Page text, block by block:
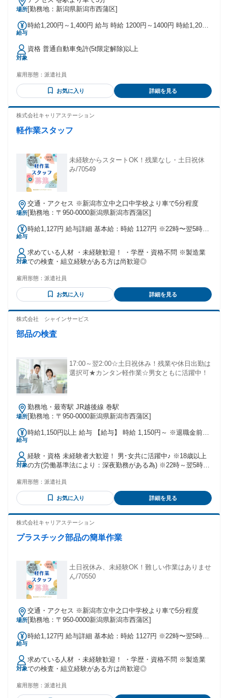
場所[勤務地：新潟県新潟市西蒲区]
給与
時給1,200円～1,400円 給与 時給 1200円～1400円 時給1,200
対象
資格 普通自動車免許(5t限定解除)以上
雇用形態： 派遣社員
お気に入り 詳細を見る
株式会社キャリアステーション
軽作業スタッフ
未経験からスタートOK！残業なし・土日祝休
み/70549
場所
交通・アクセス ※新潟市立中之口中学校より車で5分程度
[勤務地：〒950-0000新潟県新潟市西蒲区]
給与
時給1,127円 給与詳細 基本給：時給 1127円 ※22時〜翌5時ま
対象
求めている人材 ・未経験歓迎！ ・学歴・資格不問 ※製造業
での検査・組立経験がある方は尚歓迎◎
雇用形態： 派遣社員
お気に入り 詳細を見る
株式会社 シャインサービス
部品の検査
17:00～翌2:00☆土日祝休み！残業や休日出勤は
選択可★カンタン軽作業☆男女ともに活躍中！
場所
勤務地・最寄駅 JR越後線 巻駅
[勤務地：〒950-0000新潟県新潟市西蒲区]
給与
時給1,150円以上 給与 【給与】 時給 1,150円～ ※退職金前払
対象
経験・資格 未経験者大歓迎！ 男･女共に活躍中♪ ※18歳以上
の方(労働基準法により：深夜勤務がある為) ※22時～翌5時の
雇用形態： 派遣社員
お気に入り 詳細を見る
株式会社キャリアステーション
プラスチック部品の簡単作業
土日祝休み、未経験OK！難しい作業はありませ
ん/70550
場所
交通・アクセス ※新潟市立中之口中学校より車で5分程度
[勤務地：〒950-0000新潟県新潟市西蒲区]
給与
時給1,127円 給与詳細 基本給：時給 1127円 ※22時〜翌5時ま
対象
求めている人材 ・未経験歓迎！ ・学歴・資格不問 ※製造業
での検査・組立経験がある方は尚歓迎◎
雇用形態： 派遣社員